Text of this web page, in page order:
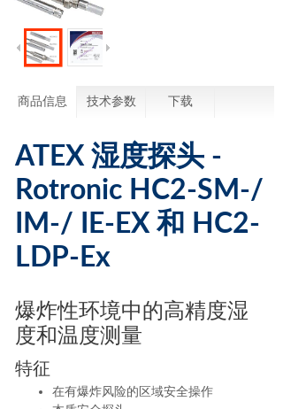
商品信息 技术参数 下载
ATEX 湿度探头 -
Rotronic HC2-SM-/
IM-/ IE-EX 和 HC2-
LDP-Ex
爆炸性环境中的高精度湿
度和温度测量
特征
在有爆炸风险的区域安全操作